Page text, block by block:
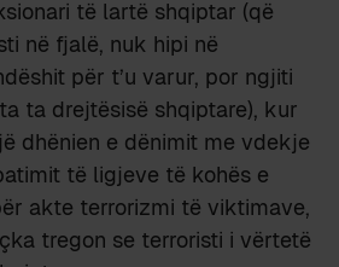
të lartë shqiptar (që
në fjalë, nuk hipi në
për t’u varur, por ngjiti
ta drejtësisë shqiptare), kur
dhënien e dënimit me vdekje
të ligjeve të kohës e
akte terrorizmi të viktimave,
tregon se terroristi i vërtetë